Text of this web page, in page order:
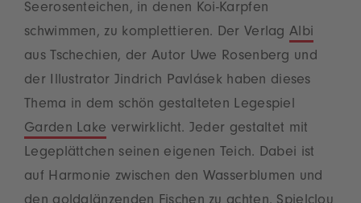
Seerosenteichen, in denen Koi-Karpfen
schwimmen, zu komplettieren. Der Verlag Albi
aus Tschechien, der Autor Uwe Rosenberg und
der Illustrator Jindrich Pavlásek haben dieses
Thema in dem schön gestalteten Legespiel
Garden Lake verwirklicht. Jeder gestaltet mit
Legeplättchen seinen eigenen Teich. Dabei ist
auf Harmonie zwischen den Wasserblumen und